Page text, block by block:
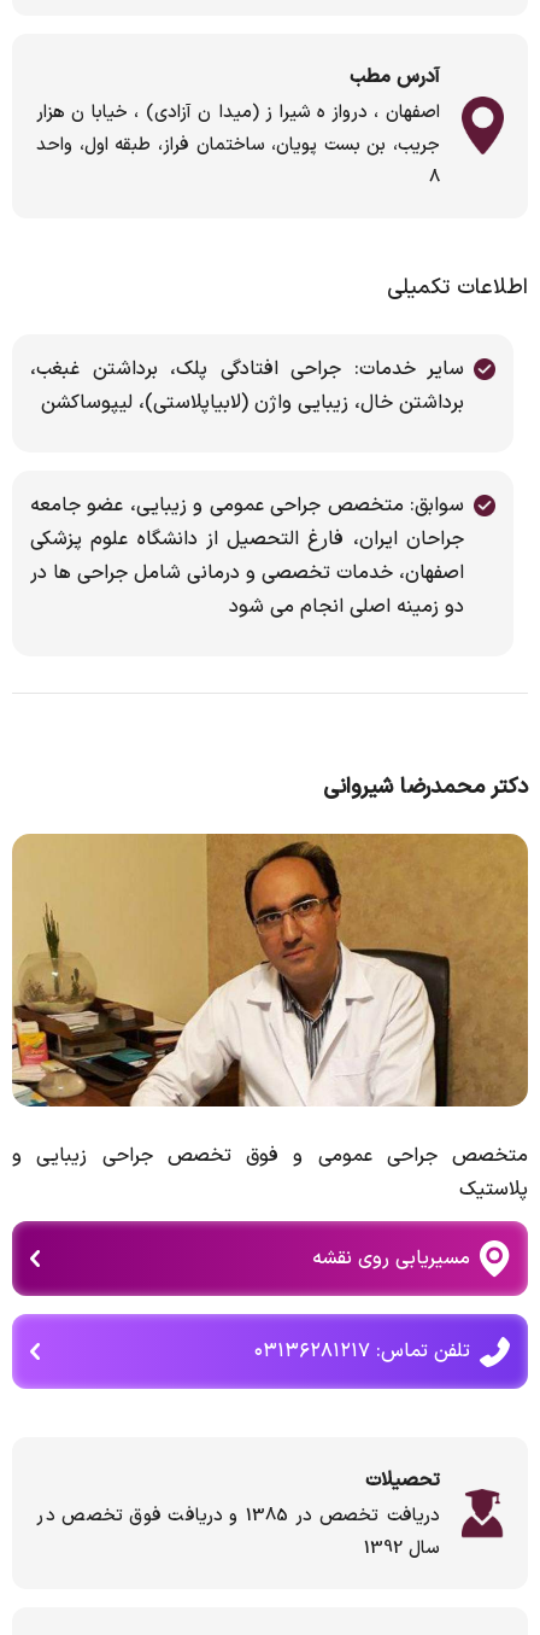
آدرس مطب
اصفهان، دروازه شیراز (میدان آزادی)، خیابان هزار
جریب، بن بست پویان، ساختمان فراز، طبقه اول، واحد
۸
اطلاعات تکمیلی
سایر خدمات: جراحی افتادگی پلک، برداشتن غبغب،
برداشتن خال، زیبایی واژن (لابیاپلاستی)، لیپوساکشن
سوابق: متخصص جراحی عمومی و زیبایی، عضو جامعه
جراحان ایران، فارغ التحصیل از دانشگاه علوم پزشکی
اصفهان، خدمات تخصصی و درمانی شامل جراحی ها در
دو زمینه اصلی انجام می شود
دکتر محمدرضا شیروانی
متخصص جراحی عمومی و فوق تخصص جراحی زیبایی و
پلاستیک
مسیریابی روی نقشه
تلفن تماس: ۰۳۱۳۶۲۸۱۲۱۷
تحصیلات
دریافت تخصص در 1385 و دریافت فوق تخصص در
سال 1392